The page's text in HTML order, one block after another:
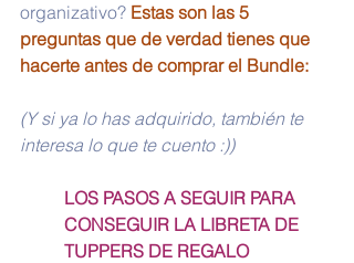
organizativo? Estas son las 5
preguntas que de verdad tienes que
hacerte antes de comprar el Bundle:
(Y si ya lo has adquirido, también te
interesa lo que te cuento :))
LOS PASOS A SEGUIR PARA
CONSEGUIR LA LIBRETA DE
TUPPERS DE REGALO